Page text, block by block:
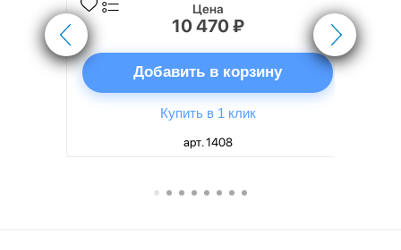
Цена
10 470 ₽
Добавить в корзину
Купить в 1 клик
арт. 1408